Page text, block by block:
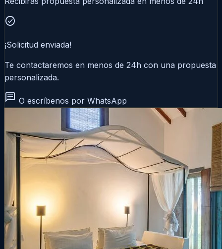
check_circle
¡Solicitud enviada!
Te contactaremos en menos de 24h con una propuesta
personalizada.
chat O escríbenos por WhatsApp